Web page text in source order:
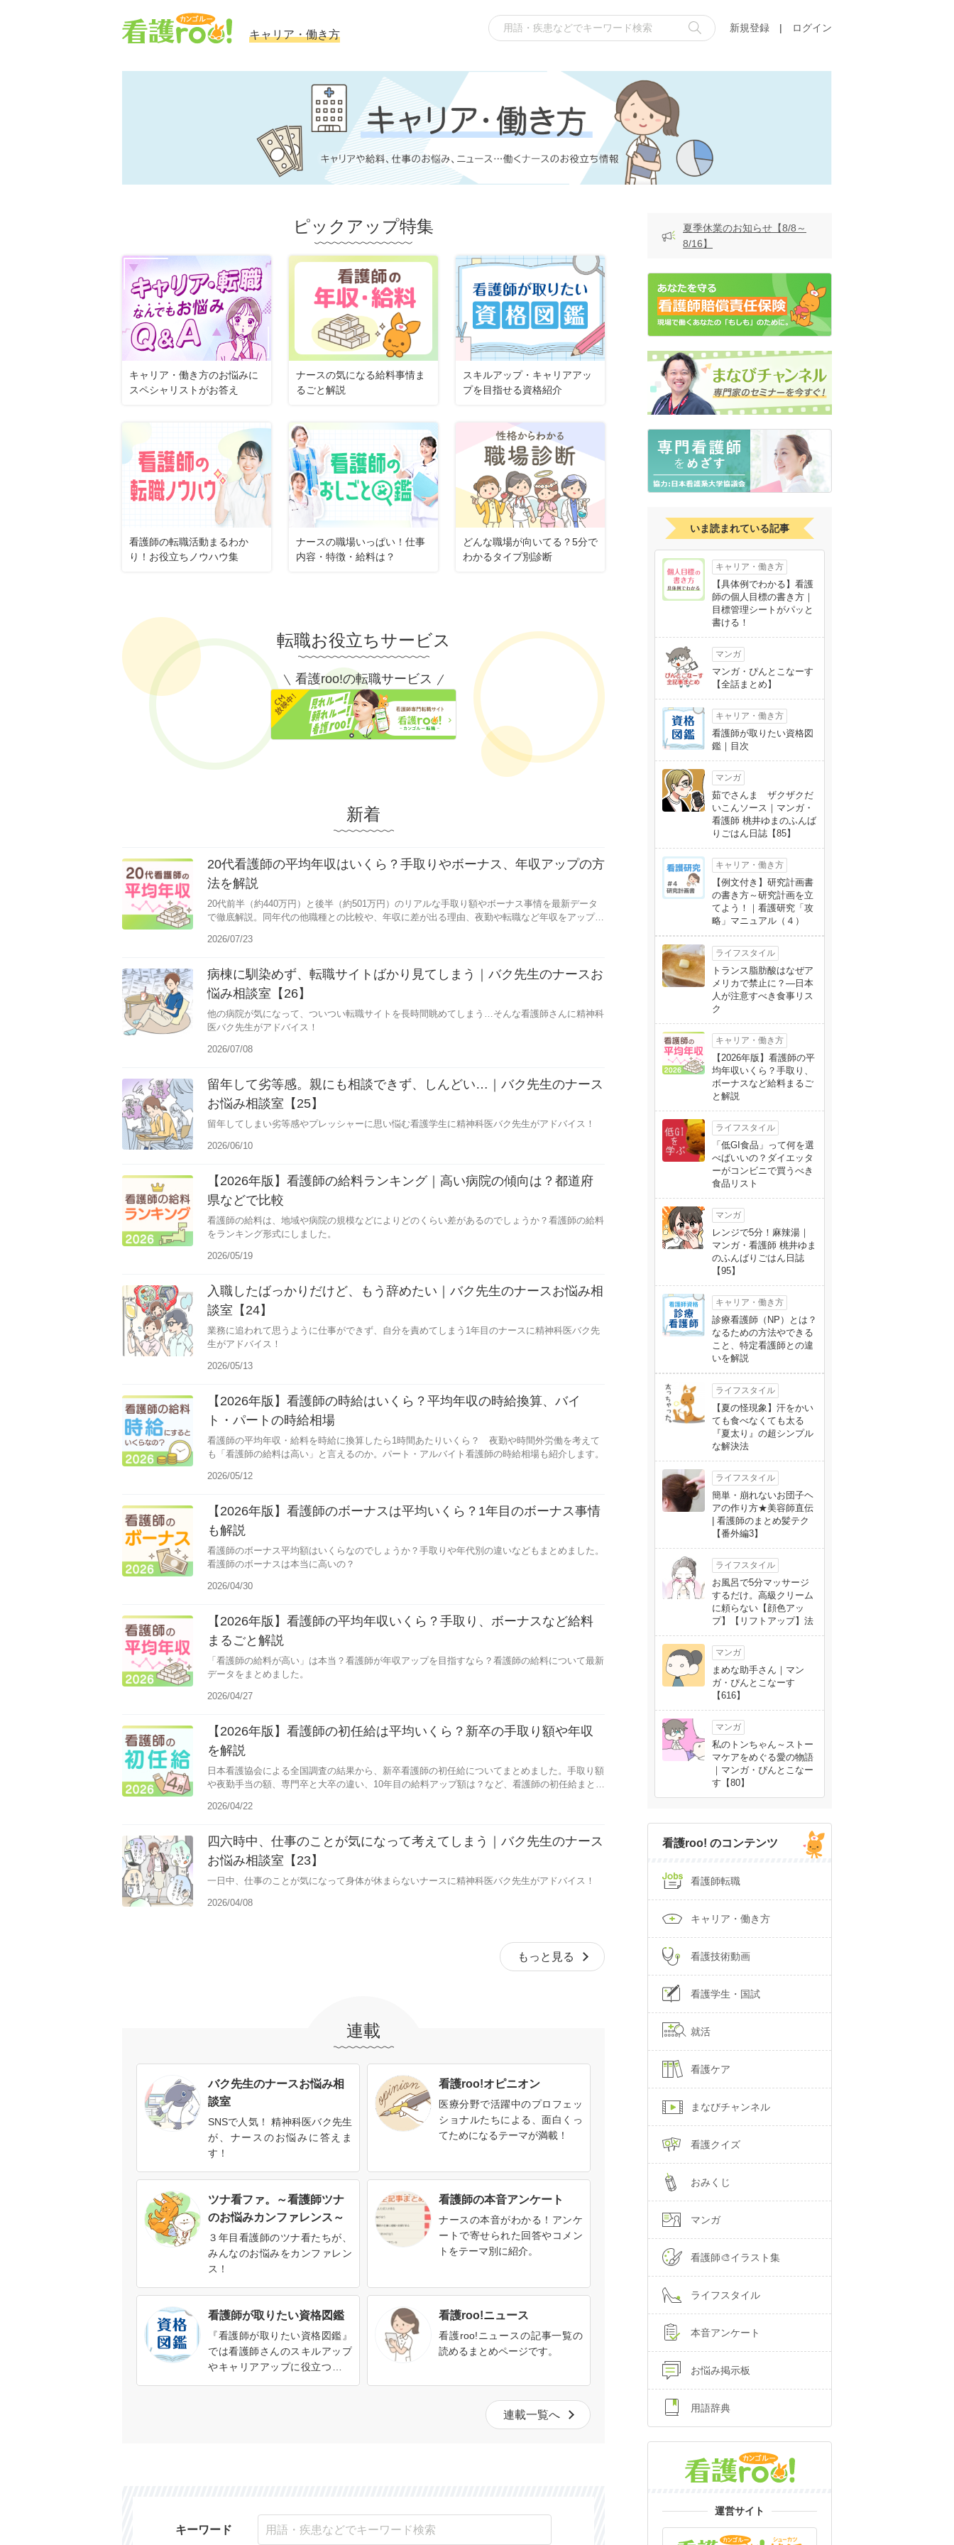
キャリア・働き方
新規登録 | ログイン
ピックアップ特集
キャリア・働き方のお悩みに
スペシャリストがお答え
ナースの気になる給料事情ま
るごと解説
スキルアップ・キャリアアッ
プを目指せる資格紹介
看護師の転職活動まるわか
り！お役立ちノウハウ集
ナースの職場いっぱい！仕事
内容・特徴・給料は？
どんな職場が向いてる？5分で
わかるタイプ別診断
転職お役立ちサービス
看護roo!の転職サービス
新着
20代看護師の平均年収はいくら？手取りやボーナス、年収アップの方
法を解説
20代前半（約440万円）と後半（約501万円）のリアルな手取り額やボーナス事情を最新データ
で徹底解説。同年代の他職種との比較や、年収に差が出る理由、夜勤や転職など年収をアップさ
2026/07/23
病棟に馴染めず、転職サイトばかり見てしまう｜バク先生のナースお
悩み相談室【26】
他の病院が気になって、ついつい転職サイトを長時間眺めてしまう…そんな看護師さんに精神科
医バク先生がアドバイス！
2026/07/08
留年して劣等感。親にも相談できず、しんどい…｜バク先生のナース
お悩み相談室【25】
留年してしまい劣等感やプレッシャーに思い悩む看護学生に精神科医バク先生がアドバイス！
2026/06/10
【2026年版】看護師の給料ランキング｜高い病院の傾向は？都道府
県などで比較
看護師の給料は、地域や病院の規模などによりどのくらい差があるのでしょうか？看護師の給料
をランキング形式にしました。
2026/05/19
入職したばっかりだけど、もう辞めたい｜バク先生のナースお悩み相
談室【24】
業務に追われて思うように仕事ができず、自分を責めてしまう1年目のナースに精神科医バク先
生がアドバイス！
2026/05/13
【2026年版】看護師の時給はいくら？平均年収の時給換算、バイ
ト・パートの時給相場
看護師の平均年収・給料を時給に換算したら1時間あたりいくら？ 夜勤や時間外労働を考えて
も「看護師の給料は高い」と言えるのか。パート・アルバイト看護師の時給相場も紹介します。
2026/05/12
【2026年版】看護師のボーナスは平均いくら？1年目のボーナス事情
も解説
看護師のボーナス平均額はいくらなのでしょうか？手取りや年代別の違いなどもまとめました。
看護師のボーナスは本当に高いの？
2026/04/30
【2026年版】看護師の平均年収いくら？手取り、ボーナスなど給料
まるごと解説
「看護師の給料が高い」は本当？看護師が年収アップを目指すなら？看護師の給料について最新
データをまとめました。
2026/04/27
【2026年版】看護師の初任給は平均いくら？新卒の手取り額や年収
を解説
日本看護協会による全国調査の結果から、新卒看護師の初任給についてまとめました。手取り額
や夜勤手当の額、専門卒と大卒の違い、10年目の給料アップ額は？など、看護師の初任給まとめ
2026/04/22
四六時中、仕事のことが気になって考えてしまう｜バク先生のナース
お悩み相談室【23】
一日中、仕事のことが気になって身体が休まらないナースに精神科医バク先生がアドバイス！
2026/04/08
もっと見る
連載
バク先生のナースお悩み相
談室
SNSで人気！ 精神科医バク先生
が、ナースのお悩みに答えま
す！
看護roo!オピニオン
医療分野で活躍中のプロフェッ
ショナルたちによる、面白くっ
てためになるテーマが満載！
ツナ看ファ。～看護師ツナ
のお悩みカンファレンス～
３年目看護師のツナ看たちが、
みんなのお悩みをカンファレン
ス！
看護師の本音アンケート
ナースの本音がわかる！アンケ
ートで寄せられた回答やコメン
トをテーマ別に紹介。
看護師が取りたい資格図鑑
『看護師が取りたい資格図鑑』
では看護師さんのスキルアップ
やキャリアアップに役立つ、い
看護roo!ニュース
看護roo!ニュースの記事一覧の
読めるまとめページです。
連載一覧へ
キーワード
夏季休業のお知らせ【8/8～
8/16】
いま読まれている記事
キャリア・働き方
【具体例でわかる】看護
師の個人目標の書き方｜
目標管理シートがパッと
書ける！
マンガ
マンガ・ぴんとこなーす
【全話まとめ】
キャリア・働き方
看護師が取りたい資格図
鑑｜目次
マンガ
茹でさんま ザクザクだ
いこんソース｜マンガ・
看護師 桃井ゆまのふんば
りごはん日誌【85】
キャリア・働き方
【例文付き】研究計画書
の書き方～研究計画を立
てよう！｜看護研究「攻
略」マニュアル（４）
ライフスタイル
トランス脂肪酸はなぜア
メリカで禁止に？―日本
人が注意すべき食事リス
ク
キャリア・働き方
【2026年版】看護師の平
均年収いくら？手取り、
ボーナスなど給料まるご
と解説
ライフスタイル
「低GI食品」って何を選
べばいいの？ダイエッタ
ーがコンビニで買うべき
食品リスト
マンガ
レンジで5分！麻辣湯｜
マンガ・看護師 桃井ゆま
のふんばりごはん日誌
【95】
キャリア・働き方
診療看護師（NP）とは？
なるための方法やできる
こと、特定看護師との違
いを解説
ライフスタイル
【夏の怪現象】汗をかい
ても食べなくても太る
『夏太り』の超シンプル
な解決法
ライフスタイル
簡単・崩れないお団子ヘ
アの作り方★美容師直伝
| 看護師のまとめ髪テク
【番外編3】
ライフスタイル
お風呂で5分マッサージ
するだけ。高級クリーム
に頼らない【顔色アッ
プ】【リフトアップ】法
マンガ
まめな助手さん｜マン
ガ・ぴんとこなーす
【616】
マンガ
私のトンちゃん～ストー
マケアをめぐる愛の物語
｜マンガ・ぴんとこなー
す【80】
看護roo! のコンテンツ
看護師転職
キャリア・働き方
看護技術動画
看護学生・国試
就活
看護ケア
まなびチャンネル
看護クイズ
おみくじ
マンガ
看護師🎨イラスト集
ライフスタイル
本音アンケート
お悩み掲示板
用語辞典
運営サイト